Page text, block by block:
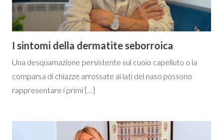
I sintomi della dermatite seborroica
Una desquamazione persistente sul cuoio capelluto o la
comparsa di chiazze arrossate ai lati del naso possono
rappresentare i primi […]